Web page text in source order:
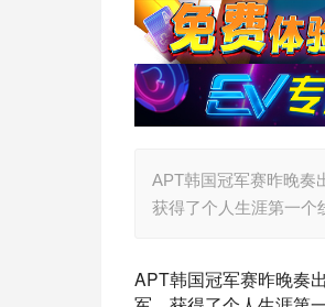
APT韩国冠军赛昨晚奏
获得了个人生涯第一个
APT韩国冠军赛昨晚奏